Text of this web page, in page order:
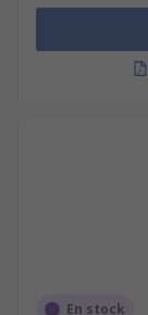
En stock